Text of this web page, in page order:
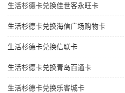
生活杉德卡兑换佳世客永旺卡
生活杉德卡兑换海信广场购物卡
生活杉德卡兑换信联卡
生活杉德卡兑换青岛百通卡
生活杉德卡兑换乐客城卡